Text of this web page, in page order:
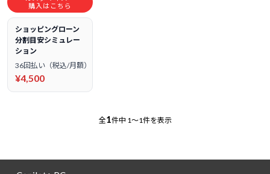
購入はこちら
ショッピングローン
分割目安シミュレー
ション
36回払い（税込/月額）
¥4,500
全1件中 1～1件を表示